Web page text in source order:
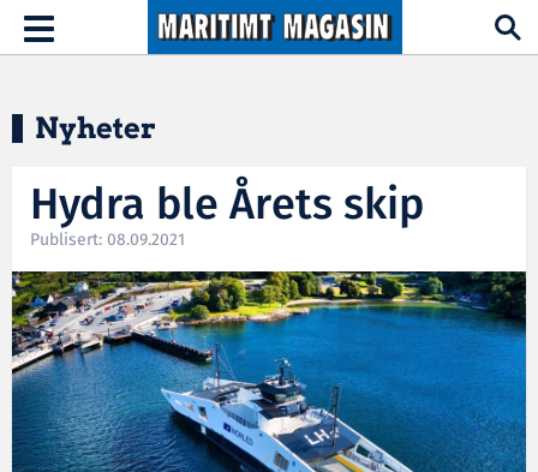
Hopp til hovedinnhold
Toggle
navigation
Nyheter
Hydra ble Årets skip
Publisert: 08.09.2021